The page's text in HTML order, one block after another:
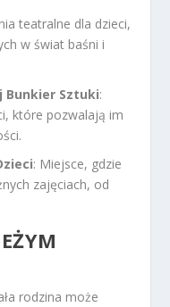
teatralne dla dzieci,
w świat baśni i
Bunkier Sztuki:
które pozwalają im
: Miejsce, gdzie
zajęciach, od
rodzina może